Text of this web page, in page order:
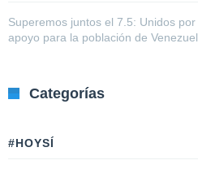
Superemos juntos el 7.5: Unidos
apoyo para la población de
Categorías
#HOYSÍ